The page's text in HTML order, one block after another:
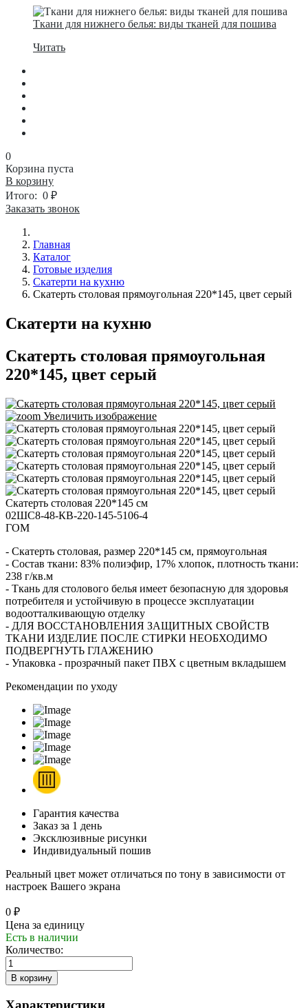
Ткани для нижнего белья: виды тканей для пошива
Читать
0
Корзина пуста
В корзину
Итого: 0 ₽
Заказать звонок
Главная
Каталог
Готовые изделия
Скатерти на кухню
Скатерть столовая прямоугольная 220*145, цвет серый
Скатерти на кухню
Скатерть столовая прямоугольная
220*145, цвет серый
Увеличить изображение
Скатерть столовая 220*145 см
02ШС8-48-КВ-220-145-5106-4
ГОМ
- Скатерть столовая, размер 220*145 см, прямоугольная
- Состав ткани: 83% полиэфир, 17% хлопок, плотность ткани:
238 г/кв.м
- Ткань для столового белья имеет безопасную для здоровья
потребителя и устойчивую в процессе эксплуатации
водоотталкивающую отделку
- ДЛЯ ВОССТАНОВЛЕНИЯ ЗАЩИТНЫХ СВОЙСТВ
ТКАНИ ИЗДЕЛИЕ ПОСЛЕ СТИРКИ НЕОБХОДИМО
ПОДВЕРГНУТЬ ГЛАЖЕНИЮ
- Упаковка - прозрачный пакет ПВХ с цветным вкладышем
Рекомендации по уходу
Гарантия качества
Заказ за 1 день
Эксклюзивные рисунки
Индивидуальный пошив
Реальный цвет может отличаться по тону в зависимости от
настроек Вашего экрана
0 ₽
Цена за единицу
Есть в наличии
Количество: